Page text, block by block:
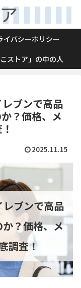
イバシーポリシー
こストア」の中の人
レブンで高品
？価格、メ
2025.11.15
ブンで高品
？価格、メ
調査！